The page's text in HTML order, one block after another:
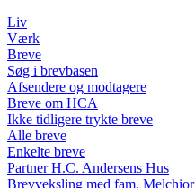
Liv
Værk
Breve
Søg i brevbasen
Afsendere og modtagere
Breve om HCA
Ikke tidligere trykte breve
Alle breve
Enkelte breve
Partner H.C. Andersens Hus
Brevveksling med fam. Melchior